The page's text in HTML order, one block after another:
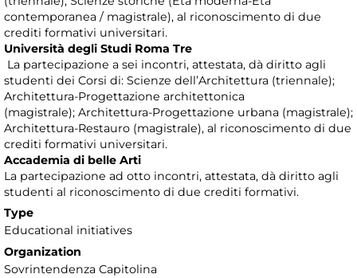
contemporanea / magistrale), al riconoscimento di due
crediti formativi universitari.
Università degli Studi Roma Tre
La partecipazione a sei incontri, attestata, dà diritto agli
studenti dei Corsi di: Scienze dell’Architettura (triennale);
Architettura-Progettazione architettonica
(magistrale); Architettura-Progettazione urbana (magistrale);
Architettura-Restauro (magistrale), al riconoscimento di due
crediti formativi universitari.
Accademia di belle Arti
La partecipazione ad otto incontri, attestata, dà diritto agli
studenti al riconoscimento di due crediti formativi.
Type
Educational initiatives
Organization
Sovrintendenza Capitolina